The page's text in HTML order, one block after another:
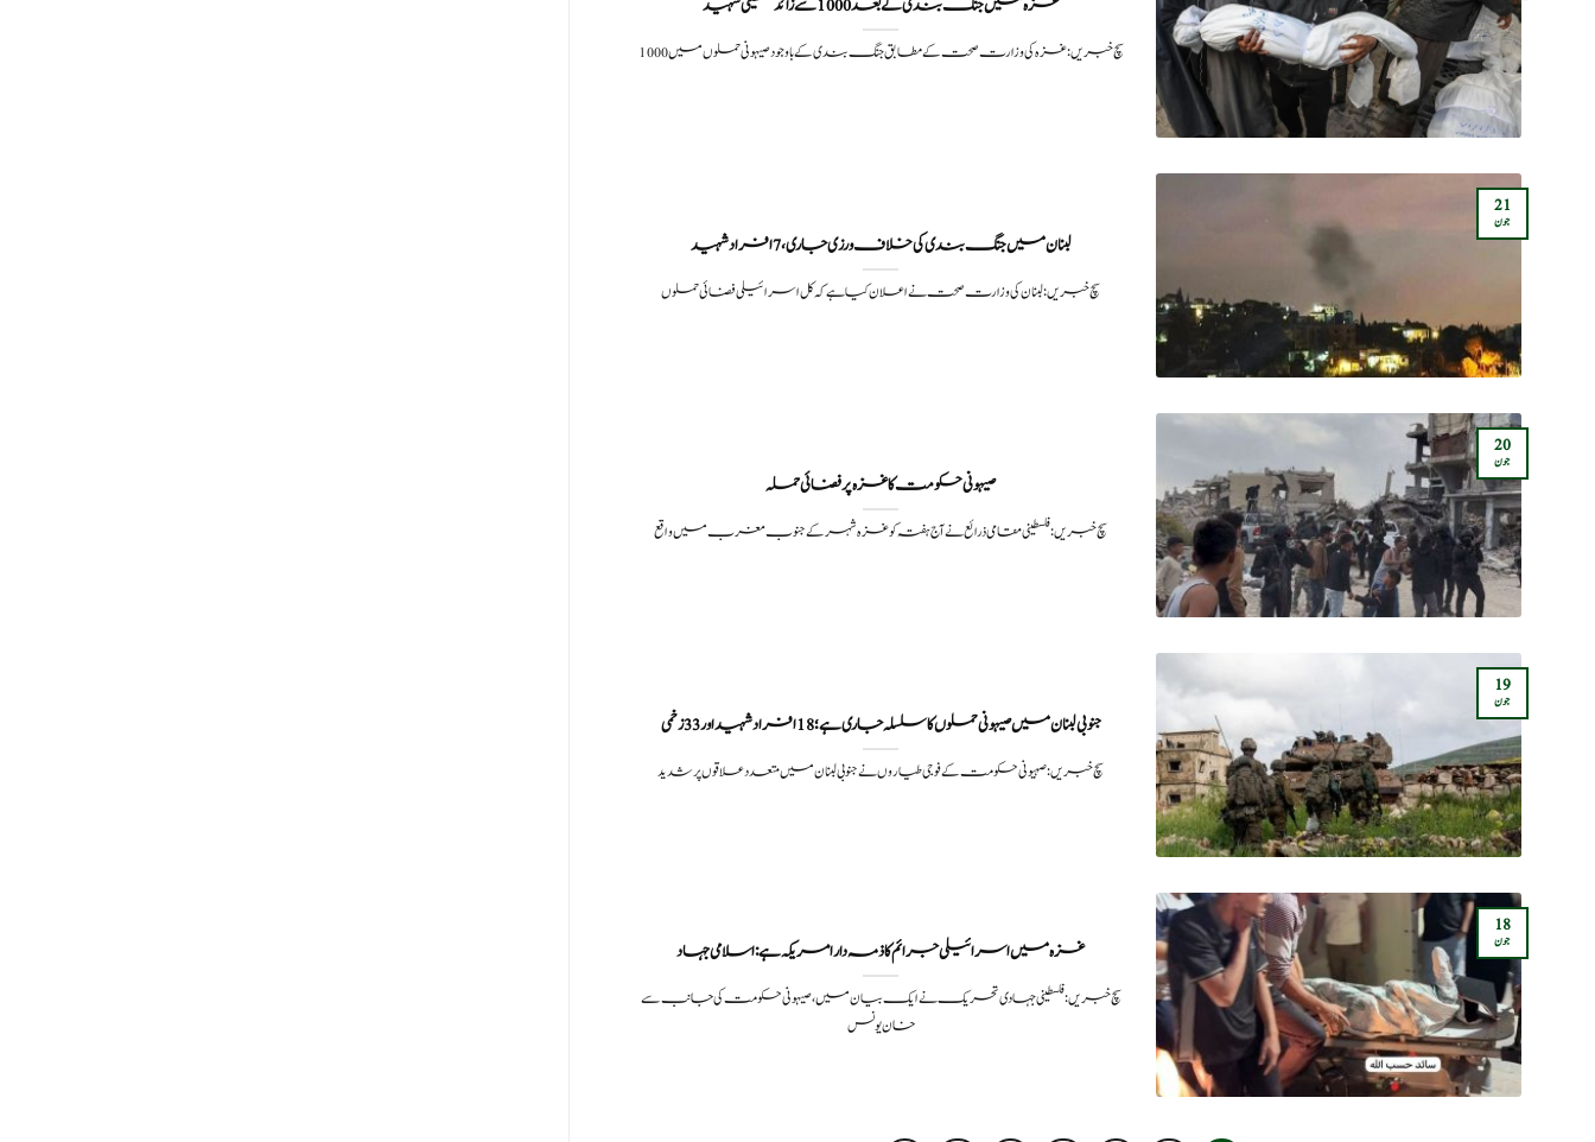
سچ خبریں:غزہ کی وزارت صحت کے مطابق جنگ بندی کے باوجود صیہونی حملوں میں 1000
لبنان میں جنگ بندی کی خلاف ورزی جاری، 7 افراد شہید
سچ خبریں: لبنان کی وزارت صحت نے اعلان کیا ہے کہ کل اسرائیلی فضائی حملوں
21
جون
صیہونی حکومت کا غزہ پر فضائی حملہ
سچ خبریں: فلسطینی مقامی ذرائع نے آج ہفتہ کو غزہ شہر کے جنوب مغرب میں واقع
20
جون
جنوبی لبنان میں صیہونی حملوں کا سلسلہ جاری ہے؛ 18 افراد شہید اور 33 زخمی
سچ خبریں: صہیونی حکومت کے فوجی طیاروں نے جنوبی لبنان میں متعدد علاقوں پر شدید
19
جون
غزہ میں اسرائیلی جرائم کا ذمہ دار امریکہ ہے : اسلامی جہاد
سچ خبریں: فلسطینی جہادی تحریک نے ایک بیان میں، صیہونی حکومت کی جانب سے
خان یونس
18
جون